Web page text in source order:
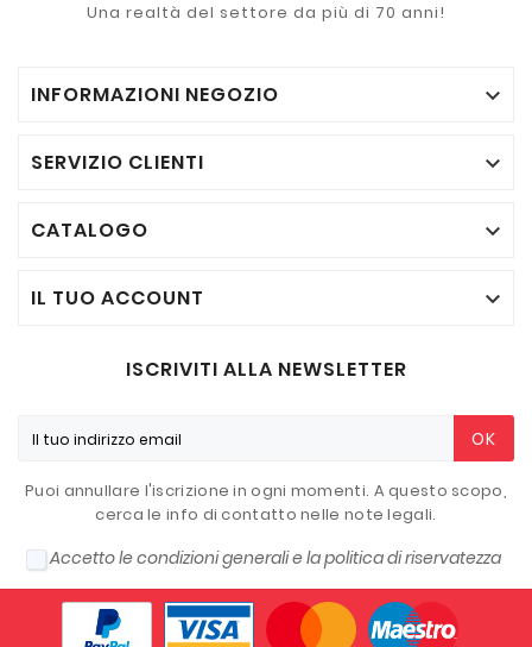
Una realtà del settore da più di 70 anni!
INFORMAZIONI NEGOZIO 
SERVIZIO CLIENTI 
CATALOGO 
IL TUO ACCOUNT 
ISCRIVITI ALLA NEWSLETTER
OK
Puoi annullare l'iscrizione in ogni momenti. A questo scopo,
cerca le info di contatto nelle note legali.
Accetto le condizioni generali e la politica di riservatezza